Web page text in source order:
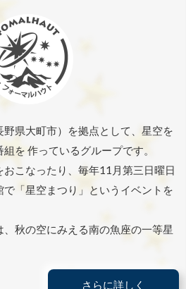
県大町市）を拠点として、 星空を
を 作っているグループです。
おこなったり、毎年11月第三日曜日
「星空まつり」というイベントを
秋の空にみえる南の魚座の一等星
さらに詳しく